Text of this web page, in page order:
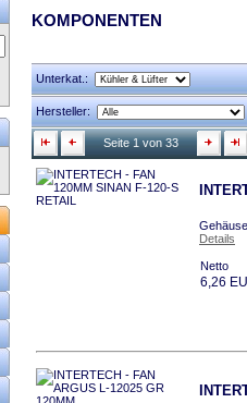
KOMPONENTEN
Unterkat.:
Hersteller:
Seite 1 von 33
Details
Netto
6,26